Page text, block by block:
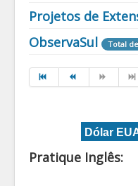
Projetos de
ObservaSul Total
Dólar
Pratique Inglês: